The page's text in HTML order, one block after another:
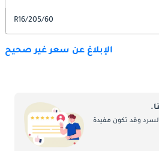
205/60/R16
الإبلاغ عن سعر غير صحيح
وقد تكون مفيدة